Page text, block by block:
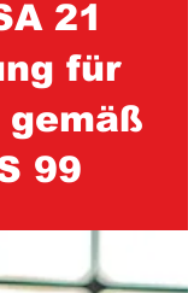
21
für
99